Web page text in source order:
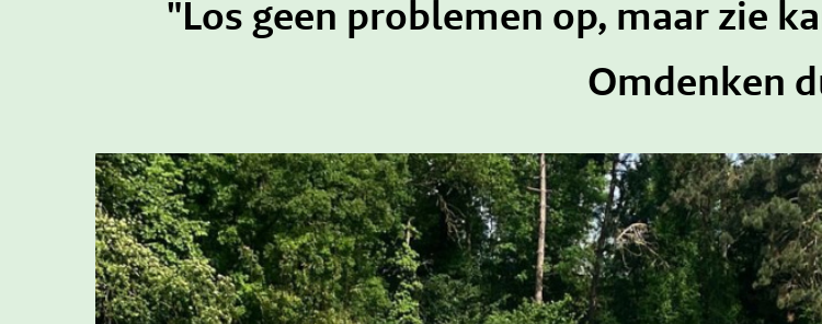
"Los geen problemen op, maar zie
Omdenken